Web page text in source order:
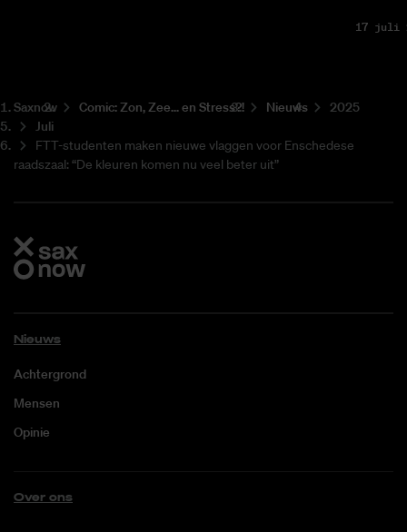
17 juli
Saxnow Co­mic: Zon, Zee... en Stress?! Nieuws
2025
Juli
FTT-studenten maken nieuwe vlaggen voor Enschedese
raadszaal: “De kleuren komen nu veel beter uit”
Nieuws
Achtergrond
Mensen
Opinie
Over ons